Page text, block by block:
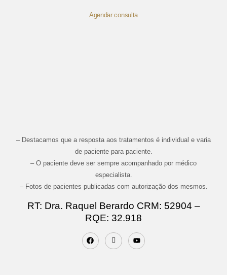
Agendar consulta
– Destacamos que a resposta aos tratamentos é individual e varia
de paciente para paciente.
– O paciente deve ser sempre acompanhado por médico
especialista.
– Fotos de pacientes publicadas com autorização dos mesmos.
RT: Dra. Raquel Berardo CRM: 52904 –
RQE: 32.918